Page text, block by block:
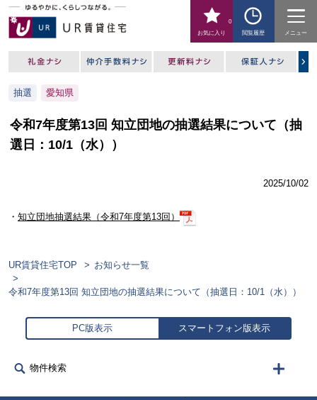
お気に入り
0
閲覧履歴
メニュー
抽選 愛知県
令和7年度第13回 知立団地の抽選結果について（抽
選日：10/1（水））
2025/10/02
・ 知立団地抽選結果（令和7年度第13回）
UR賃貸住宅TOP お知らせ一覧
令和7年度第13回 知立団地の抽選結果について（抽選日：10/1（水））
PC版表示 スマートフォン版表示
物件検索